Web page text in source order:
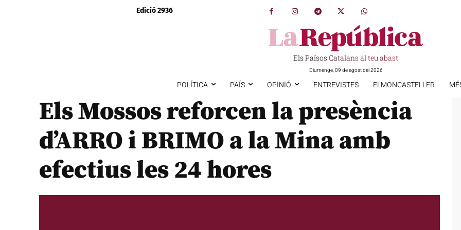
Edició 2936
Els Països Catalans al teu abast
Diumenge, 09 de agost del 2026
POLÍTICA PAÍS OPINIÓ ENTREVISTES ELMONCASTELLER
Els Mossos reforcen la presència
d’ARRO i BRIMO a la Mina amb
efectius les 24 hores